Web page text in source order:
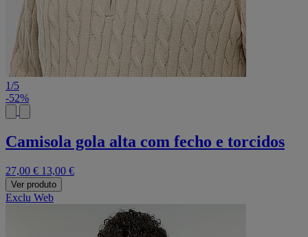
1/5
-52%
Camisola gola alta com fecho e torcidos
27,00 € 13,00 €
Ver produto
Exclu Web